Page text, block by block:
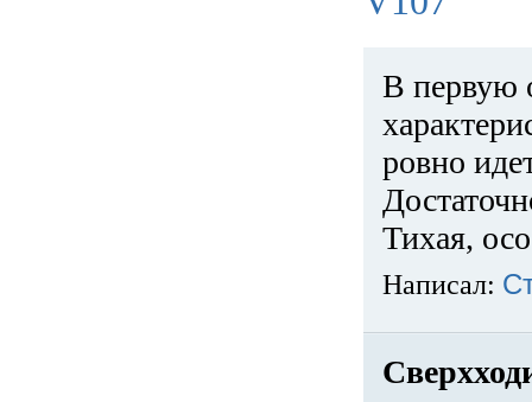
В первую
ровно
Тихая,
Написал: